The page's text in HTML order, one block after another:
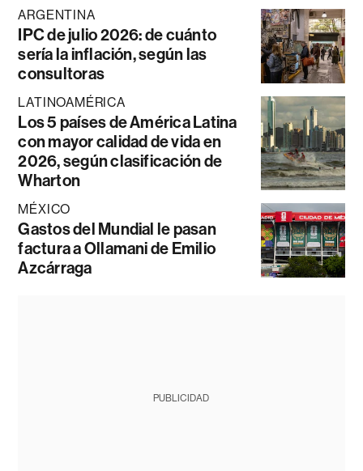
ARGENTINA
IPC de julio 2026: de cuánto
sería la inflación, según las
consultoras
LATINOAMÉRICA
Los 5 países de América Latina
con mayor calidad de vida en
2026, según clasificación de
Wharton
MÉXICO
Gastos del Mundial le pasan
factura a Ollamani de Emilio
Azcárraga
PUBLICIDAD